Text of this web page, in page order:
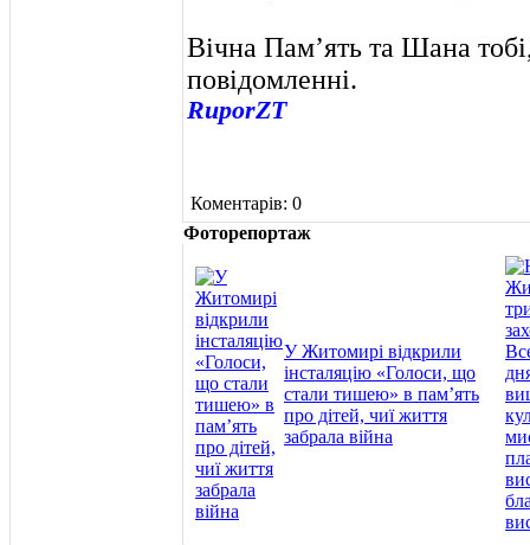
Вічна Пам’ять та Шана
повідомленні.
RuporZT
Коментарів: 0
Фоторепортаж
У Житомирі відкрили
інсталяцію «Голоси, що
стали тишею» в пам’ять
про дітей, чиї життя
забрала війна